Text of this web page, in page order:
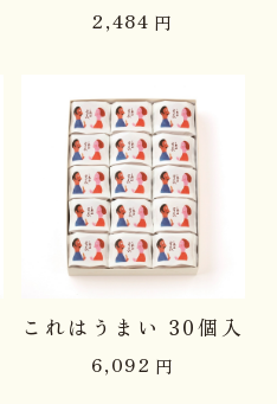
2,484 円
これはうまい 30個入
6,092 円